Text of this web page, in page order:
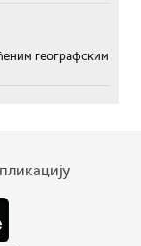
географским